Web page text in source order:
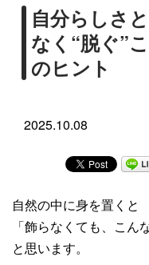
自分らしさ
なく“脱ぐ”
のヒント
2025.10.08
自然の中に身を置くと
「飾らなくても、こん
と思います。